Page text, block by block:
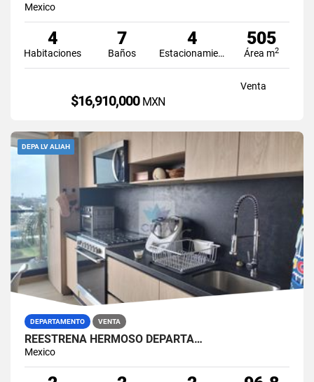
Mexico
4
Habitaciones
7
Baños
4
Estacionamiento
505
Área m2
Venta
$16,910,000 MXN
DEPA LV ALIAH
DEPARTAMENTO VENTA
REESTRENA HERMOSO DEPARTA…
Mexico